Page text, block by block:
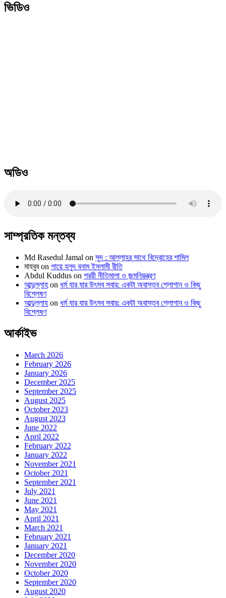
ভিডিও
অডিও
সাম্প্রতিক মন্তব্য
Md Rasedul Jamal on সুদ : আল্লাহর সাথে বিদ্রোহের শামিল
মাহবুবon গায়ে হলুদ বনাম ইসলামী রীতি
Abdul Kuddus on শরয়ী নীতিমালা ও জন্মনিয়ন্ত্রণ
আব্দুল্লাহon ধর্ম যার যার উৎসব সবার: একটা অবাস্তব শ্লোগান ও কিছু
বিশ্লেষণ
আব্দুল্লাহon ধর্ম যার যার উৎসব সবার: একটা অবাস্তব শ্লোগান ও কিছু
বিশ্লেষণ
আর্কাইভ
March 2026
February 2026
January 2026
December 2025
September 2025
August 2025
October 2023
August 2023
June 2022
April 2022
February 2022
January 2022
November 2021
October 2021
September 2021
July 2021
June 2021
May 2021
April 2021
March 2021
February 2021
January 2021
December 2020
November 2020
October 2020
September 2020
August 2020